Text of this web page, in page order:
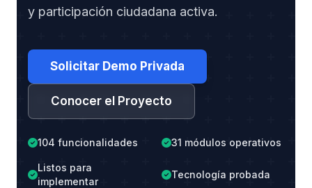
y participación ciudadana activa.
Solicitar Demo Privada
Conocer el Proyecto
104 funcionalidades 31 módulos operativos
Listos para
implementar
Tecnología probada